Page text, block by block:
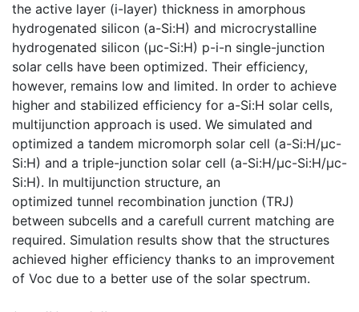
the active layer (i-layer) thickness in amorphous
hydrogenated silicon (a-Si:H) and microcrystalline
hydrogenated silicon (μc-Si:H) p-i-n single-junction
solar cells have been optimized. Their efficiency,
however, remains low and limited. In order to achieve
higher and stabilized efficiency for a-Si:H solar cells,
multijunction approach is used. We simulated and
optimized a tandem micromorph solar cell (a-Si:H/μc-
Si:H) and a triple-junction solar cell (a-Si:H/μc-Si:H/μc-
Si:H). In multijunction structure, an
optimized tunnel recombination junction (TRJ)
between subcells and a carefull current matching are
required. Simulation results show that the structures
achieved higher efficiency thanks to an improvement
of Voc due to a better use of the solar spectrum.